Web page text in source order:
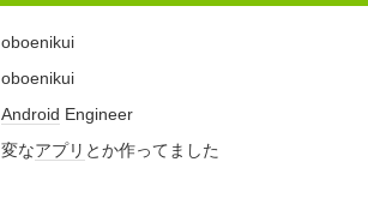
oboenikui
oboenikui
Android Engineer
変なアプリ とか作ってました